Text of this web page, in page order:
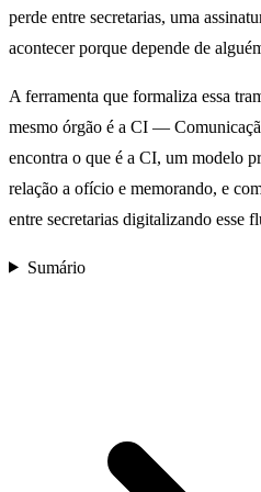
perde entre secretarias, uma
acontecer porque depende de
A ferramenta que formaliza essa
mesmo órgão é a CI —
encontra o que é a CI, um modelo
relação a ofício e memorando, e
entre secretarias digitalizando esse
Sumário